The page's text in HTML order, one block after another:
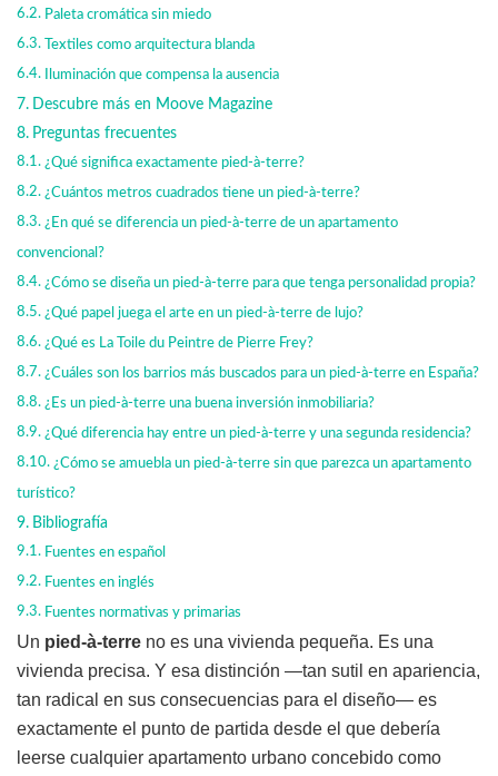
Paleta cromática sin miedo
Textiles como arquitectura blanda
Iluminación que compensa la ausencia
Descubre más en Moove Magazine
Preguntas frecuentes
¿Qué significa exactamente pied-à-terre?
¿Cuántos metros cuadrados tiene un pied-à-terre?
¿En qué se diferencia un pied-à-terre de un apartamento
convencional?
¿Cómo se diseña un pied-à-terre para que tenga personalidad propia?
¿Qué papel juega el arte en un pied-à-terre de lujo?
¿Qué es La Toile du Peintre de Pierre Frey?
¿Cuáles son los barrios más buscados para un pied-à-terre en España?
¿Es un pied-à-terre una buena inversión inmobiliaria?
¿Qué diferencia hay entre un pied-à-terre y una segunda residencia?
¿Cómo se amuebla un pied-à-terre sin que parezca un apartamento
turístico?
Bibliografía
Fuentes en español
Fuentes en inglés
Fuentes normativas y primarias
Un pied-à-terre no es una vivienda pequeña. Es una
vivienda precisa. Y esa distinción —tan sutil en apariencia,
tan radical en sus consecuencias para el diseño— es
exactamente el punto de partida desde el que debería
leerse cualquier apartamento urbano concebido como